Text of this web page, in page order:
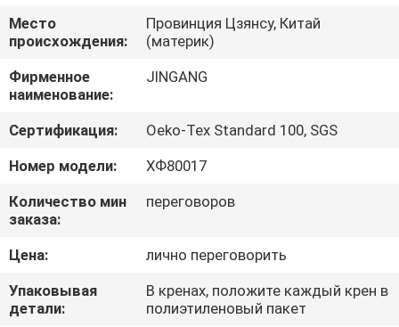
ПУТЕШЕСТВИЕ
ФАБРИКИ
ПРОВЕРКА
КАЧЕСТВА
СВЯЖИТЕСЬ
МЫ
НОВОСТИ
Место
происхождения:
Провинция Цзянсу, Китай
(материк)
Фирменное
наименование:
JINGANG
Сертификация:
Oeko-Tex Standard 100, SGS
Номер модели:
ХФ80017
Количество мин
заказа:
переговоров
Цена:
лично переговорить
Упаковывая
детали:
В кренах, положите каждый крен в
полиэтиленовый пакет